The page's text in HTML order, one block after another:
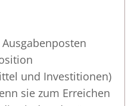
und Investitionen)
sie zum Erreichen